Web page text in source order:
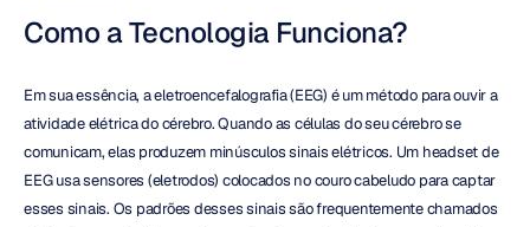
Como a Tecnologia Funciona?
Em sua essência, a eletroencefalografia (EEG) é um método para ouvir a
atividade elétrica do cérebro. Quando as células do seu cérebro se
comunicam, elas produzem minúsculos sinais elétricos. Um headset de
EEG usa sensores (eletrodos) colocados no couro cabeludo para captar
esses sinais. Os padrões desses sinais são frequentemente chamados